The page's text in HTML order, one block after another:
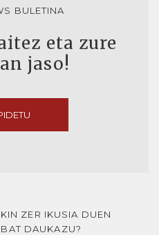
BULETINA
eta zure
jaso!
ZER IKUSIA DUEN
DAUKAZU?